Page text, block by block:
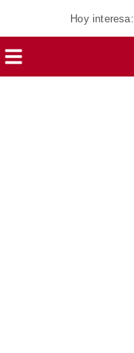
Hoy interesa: